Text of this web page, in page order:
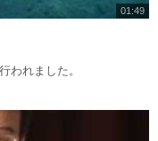
01:49
われました。